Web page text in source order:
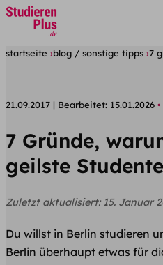
startseite blog / sonstige tipps 7
21.09.2017 Bearbeitet: 15.01.2026
7 Gründe,
geilste
Zuletzt aktualisiert: 15. Januar
Du willst in Berlin studieren
Berlin überhaupt etwas für